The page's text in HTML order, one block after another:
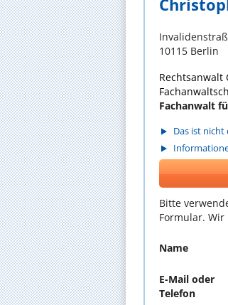
10115 Berlin
Fachanwalt
Das ist nicht
Bitte
Formular. Wir
Name
E-Mail oder
Telefon